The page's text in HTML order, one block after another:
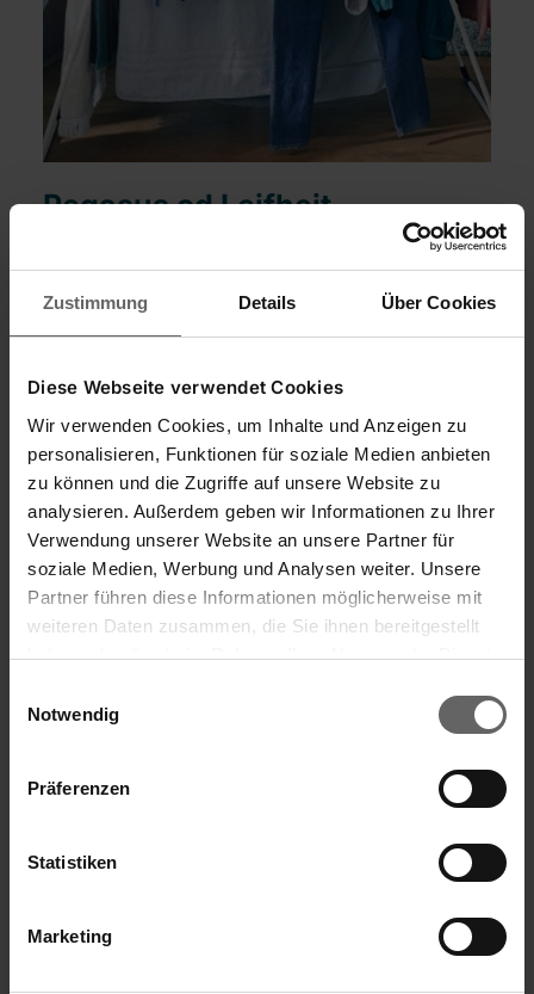
Zustimmung Details Über Cookies
Diese Webseite verwendet Cookies
Wir verwenden Cookies, um Inhalte und Anzeigen zu
personalisieren, Funktionen für soziale Medien anbieten
zu können und die Zugriffe auf unsere Website zu
analysieren. Außerdem geben wir Informationen zu Ihrer
Verwendung unserer Website an unsere Partner für
soziale Medien, Werbung und Analysen weiter. Unsere
Partner führen diese Informationen möglicherweise mit
weiteren Daten zusammen, die Sie ihnen bereitgestellt
haben oder die sie im Rahmen Ihrer Nutzung der Dienste
Cookies, wenn Sie unsere Webseite weiterhin nutzen.
Notwendig
Präferenzen
Statistiken
Marketing
Pegasus od Leifheit -
Suszarki ogrodowe Linomatic